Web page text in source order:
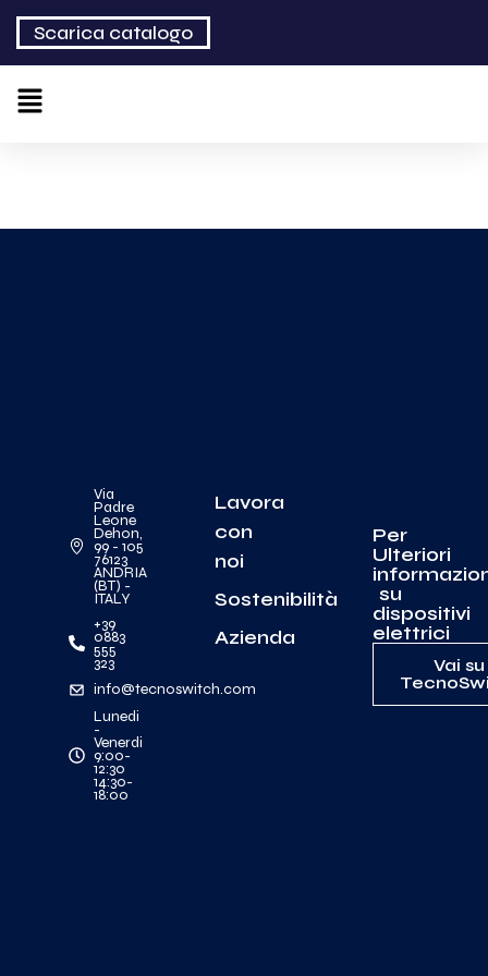
Scarica catalogo
Via
Padre
Leone
Dehon,
99 - 105
76123
ANDRIA
(BT) -
ITALY
+39
0883
555
323
info@tecnoswitch.com
Lunedi
-
Venerdi
9:00-
12:30
14:30-
18:00
Lavora
con
noi
Sostenibilità
Azienda
Per
Ulteriori
su
dispositivi
elettrici
Vai su